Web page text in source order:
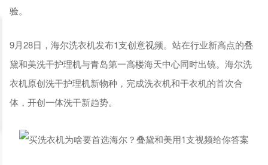
验。
9月28日，海尔洗衣机发布1支创意视频。站在行业新高点的叠
黛和美洗干护理机与青岛第一高楼海天中心同时出镜。海尔洗
衣机原创洗干护理机新物种，完成洗衣机和干衣机的首次合
体，开创一体洗干新趋势。